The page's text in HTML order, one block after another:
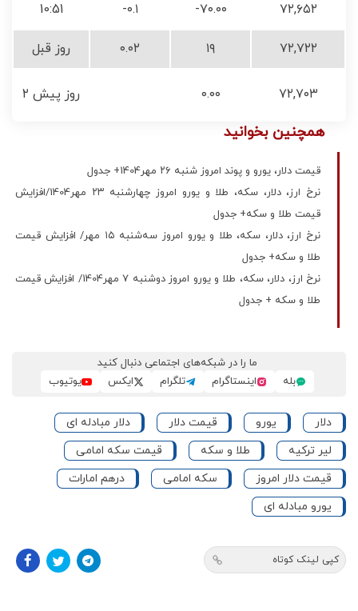
۷۲,۶۵۲ -۷۰.۰۰ -۰.۱ 10:51
۷۲,۷۲۲ ۱۹ ۰.۰۲ روز قبل
۷۲,۷۰۳ ۰.۰۰ ۲ روز پیش
همچنین بخوانید
قیمت دلار، یورو و پوند امروز شنبه ۲۶ مهر1404+ جدول
نرخ ارز، دلار، سکه، طلا و یورو امروز چهارشنبه ۲۳ مهر1404/افزایش
قیمت طلا و سکه+ جدول
نرخ ارز، دلار، سکه، طلا و یورو امروز سه‌شنبه ۱۵ مهر/ افزایش قیمت
طلا و سکه+ جدول
نرخ ارز، دلار، سکه، طلا و یورو امروز دوشنبه ۷ مهر1404/ افزایش قیمت
طلا و سکه + جدول
ما را در شبکه‌های اجتماعی دنبال کنید
بله
اینستاگرام تلگرام ایکس یوتیوب
دلار یورو قیمت دلار
دلار مبادله ای
لیر ترکیه
طلا و سکه
قیمت سکه امامی
قیمت دلار امروز
سکه امامی
درهم امارات
یورو مبادله ای
کپی لینک کوتاه